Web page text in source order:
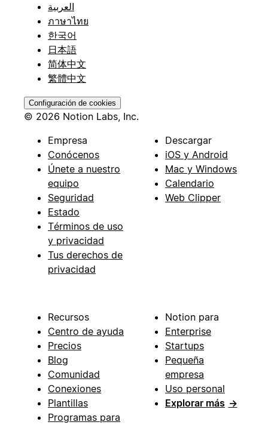
العربية
ภาษาไทย
한국어
日本語
简体中文
繁體中文
Configuración de cookies
© 2026 Notion Labs, Inc.
Empresa
Conócenos
Únete a nuestro
equipo
Seguridad
Estado
Términos de uso
y privacidad
Tus derechos de
privacidad
Descargar
iOS y Android
Mac y Windows
Calendario
Web Clipper
Recursos
Centro de ayuda
Precios
Blog
Comunidad
Conexiones
Plantillas
Programas para
Notion para
Enterprise
Startups
Pequeña
empresa
Uso personal
Explorar más →